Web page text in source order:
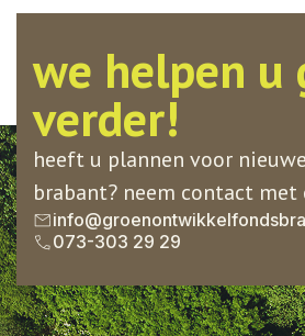
we helpen u
verder!
heeft u plannen voor
brabant? neem contact met
073-303 29 29